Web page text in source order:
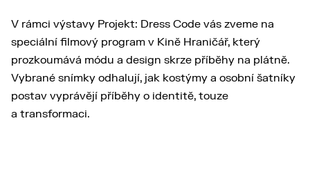
V rámci výstavy Projekt: Dress Code vás zveme na
speciální filmový program v Kině Hraničář, který
prozkoumává módu a design skrze příběhy na plátně.
Vybrané snímky odhalují, jak kostýmy a osobní šatníky
postav vyprávějí příběhy o identitě, touze
a transformaci.